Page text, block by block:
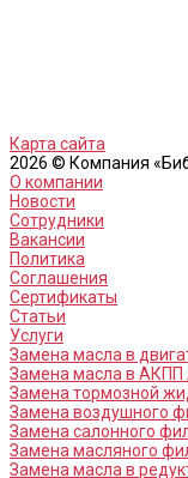
Карта сайта
2026 © Компания
О компании
Новости
Сотрудники
Вакансии
Политика
Соглашения
Сертификаты
Статьи
Услуги
Замена масла в
Замена масла в
Замена тормозной
Замена воздушного
Замена салонного
Замена масляного
Замена масла в